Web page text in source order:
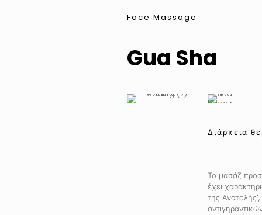
Face Massage
Gua Sha
Διάρκεια
Το μασάζ
έχει
της